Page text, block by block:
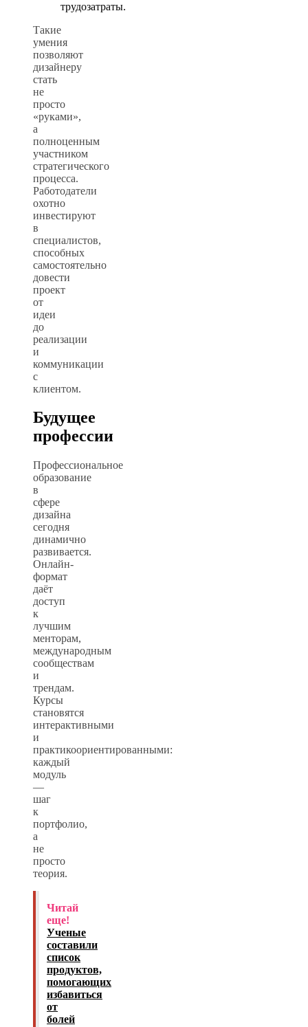
трудозатраты.
Такие
умения
позволяют
дизайнеру
стать
не
просто
«руками»,
а
полноценным
участником
стратегического
процесса.
Работодатели
охотно
инвестируют
в
специалистов,
способных
самостоятельно
довести
проект
от
идеи
до
реализации
и
коммуникации
с
клиентом.
Будущее
профессии
Профессиональное
образование
в
сфере
дизайна
сегодня
динамично
развивается.
Онлайн-
формат
даёт
доступ
к
лучшим
менторам,
международным
сообществам
и
трендам.
Курсы
становятся
интерактивными
и
практикоориентированными:
каждый
модуль
—
шаг
к
портфолио,
а
не
просто
теория.
Читай
еще!
Ученые
составили
список
продуктов,
помогающих
избавиться
от
болей